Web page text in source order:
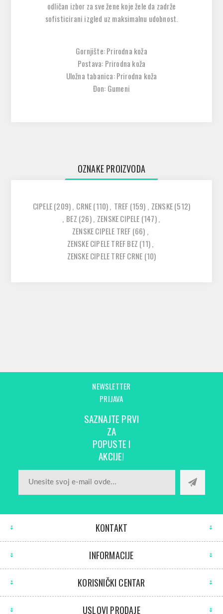
odličan izbor za sve žene koje žele da zadrže
sofisticirani izgled uz maksimalnu udobnost.
Gornjište: Prirodna koža
Postava: Prirodna koža
Uložna tabanica: Prirodna koža
Đon: Gumeni
OZNAKE PROIZVODA
CIPELE(209), CRNE(110), TREF (159) , ZENSKE(512)
, BEZ (26), ZENSKE CIPELE (147),
ZENSKE CIPELE TREF (66) ,
ZENSKE CIPELE TREF BEZ (11),
ZENSKE CIPELE TREF CRNE (10)
NEWSLETTER
PRIJAVA
SAZNAJTE PRVI
ZA
POPUSTE I
AKCIJE!
KONTAKT
INFORMACIJE
KORISNIČKI CENTAR
USLOVI PRODAJE